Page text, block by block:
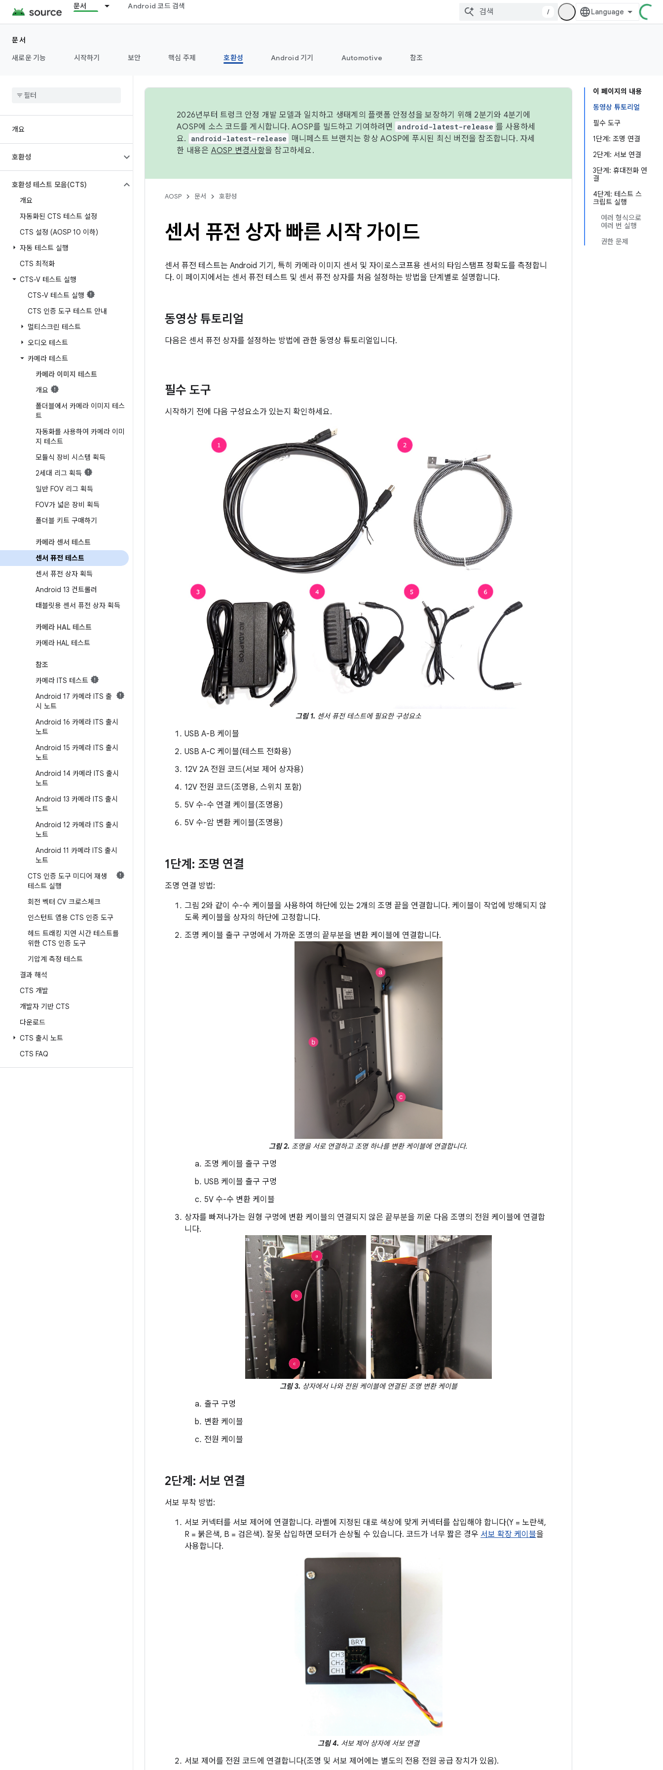
문서 Android 코드 검색
/
문서
새로운 기능
시작하기 보안 핵심 주제 호환성 Android 기기 Automotive 참조
개요
호환성
호환성 테스트 모음(CTS)
개요
자동화된 CTS 테스트 설정
CTS 설정 (AOSP 10 이하)
자동 테스트 실행
CTS 최적화
CTS-V 테스트 실행
CTS-V 테스트 실행
CTS 인증 도구 테스트 안내
멀티스크린 테스트
오디오 테스트
카메라 테스트
카메라 이미지 테스트
개요
폴더블에서 카메라 이미지 테스
트
자동화를 사용하여 카메라 이미
지 테스트
모듈식 장비 시스템 획득
2세대 리그 획득
일반 FOV 리그 획득
FOV가 넓은 장비 획득
폴더블 키트 구매하기
카메라 센서 테스트
센서 퓨전 테스트
센서 퓨전 상자 획득
Android 13 컨트롤러
태블릿용 센서 퓨전 상자 획득
카메라 HAL 테스트
카메라 HAL 테스트
참조
카메라 ITS 테스트
Android 17 카메라 ITS 출
시 노트
Android 16 카메라 ITS 출시
노트
Android 15 카메라 ITS 출시
노트
Android 14 카메라 ITS 출시
노트
Android 13 카메라 ITS 출시
노트
Android 12 카메라 ITS 출시
노트
Android 11 카메라 ITS 출시
노트
CTS 인증 도구 미디어 재생
테스트 실행
회전 벡터 CV 크로스체크
인스턴트 앱용 CTS 인증 도구
헤드 트래킹 지연 시간 테스트를
위한 CTS 인증 도구
기압계 측정 테스트
결과 해석
CTS 개발
개발자 기반 CTS
다운로드
CTS 출시 노트
CTS FAQ
이 페이지의 내용
동영상 튜토리얼
필수 도구
1단계: 조명 연결
2단계: 서보 연결
3단계: 휴대전화 연
결
4단계: 테스트 스
크립트 실행
여러 형식으로
여러 번 실행
권한 문제
2026년부터 트렁크 안정 개발 모델과 일치하고 생태계의 플랫폼 안정성을 보장하기 위해 2분기와 4분기에
AOSP에 소스 코드를 게시합니다. AOSP를 빌드하고 기여하려면
android-latest-release 를 사용하세
요.
android-latest-release
매니페스트 브랜치는 항상 AOSP에 푸시된 최신 버전을 참조합니다. 자세
한 내용은 AOSP 변경사항을 참고하세요.
AOSP 문서 호환성
센서 퓨전 상자 빠른 시작 가이드
센서 퓨전 테스트는 Android 기기, 특히 카메라 이미지 센서 및 자이로스코프용 센서의 타임스탬프 정확도를 측정합니
다. 이 페이지에서는 센서 퓨전 테스트 및 센서 퓨전 상자를 처음 설정하는 방법을 단계별로 설명합니다.
동영상 튜토리얼
다음은 센서 퓨전 상자를 설정하는 방법에 관한 동영상 튜토리얼입니다.
필수 도구
시작하기 전에 다음 구성요소가 있는지 확인하세요.
그림 1. 센서 퓨전 테스트에 필요한 구성요소
USB A-B 케이블
USB A-C 케이블(테스트 전화용)
12V 2A 전원 코드(서보 제어 상자용)
12V 전원 코드(조명용, 스위치 포함)
5V 수-수 연결 케이블(조명용)
5V 수-암 변환 케이블(조명용)
1단계: 조명 연결
조명 연결 방법:
그림 2와 같이 수-수 케이블을 사용하여 하단에 있는 2개의 조명 끝을 연결합니다. 케이블이 작업에 방해되지 않
도록 케이블을 상자의 하단에 고정합니다.
조명 케이블 출구 구멍에서 가까운 조명의 끝부분을 변환 케이블에 연결합니다.
그림 2. 조명을 서로 연결하고 조명 하나를 변환 케이블에 연결합니다.
조명 케이블 출구 구멍
USB 케이블 출구 구멍
5V 수-수 변환 케이블
상자를 빠져나가는 원형 구멍에 변환 케이블의 연결되지 않은 끝부분을 끼운 다음 조명의 전원 케이블에 연결합
니다.
그림 3. 상자에서 나와 전원 케이블에 연결된 조명 변환 케이블
출구 구멍
변환 케이블
전원 케이블
2단계: 서보 연결
서보 부착 방법:
서보 커넥터를 서보 제어에 연결합니다. 라벨에 지정된 대로 색상에 맞게 커넥터를 삽입해야 합니다(Y = 노란색,
R = 붉은색, B = 검은색). 잘못 삽입하면 모터가 손상될 수 있습니다. 코드가 너무 짧은 경우 서보 확장 케이블을
사용합니다.
그림 4. 서보 제어 상자에 서보 연결
서보 제어를 전원 코드에 연결합니다(조명 및 서보 제어에는 별도의 전용 전원 공급 장치가 있음).